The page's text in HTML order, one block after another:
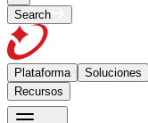
Search
Plataforma Soluciones
Recursos